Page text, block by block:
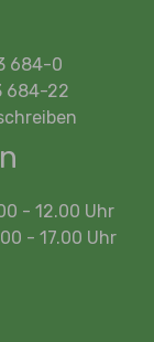
684-0
684-22
- 12.00 Uhr
- 17.00 Uhr